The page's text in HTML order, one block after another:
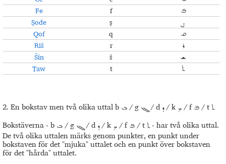
Fe f ܦ
Ṣode ṣ ܨ
Qof q ܩ
Riš r ܪ
Šin š ܫ
Taw t ܬ
2. En bokstav men två olika uttal b ܒ / g ܓ/ d ܕ/ k ܟ / f ܦ / t ܬ
Bokstäverna - b ܒ / g ܓ/ d ܕ/ k ܟ / f ܦ / t ܬ- har två olika uttal.
De två olika uttalen märks genom punkter, en punkt under
bokstaven för det "mjuka" uttalet och en punkt över bokstaven
för det "hårda" uttalet.